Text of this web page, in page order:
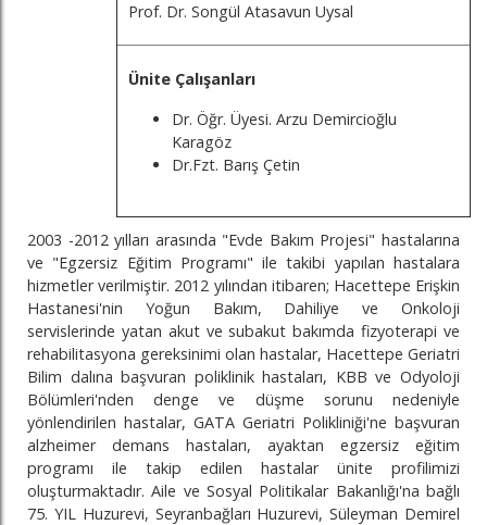
Prof. Dr. Songül Atasavun Uysal
Ünite Çalışanları
Dr. Öğr. Üyesi. Arzu Demircioğlu
Karagöz
Dr.Fzt. Barış Çetin
2003 -2012 yılları arasında "Evde Bakım Projesi" hastalarına
ve "Egzersiz Eğitim Programı" ile takibi yapılan hastalara
hizmetler verilmiştir. 2012 yılından itibaren; Hacettepe Erişkin
Hastanesi'nin Yoğun Bakım, Dahiliye ve Onkoloji
servislerinde yatan akut ve subakut bakımda fizyoterapi ve
rehabilitasyona gereksinimi olan hastalar, Hacettepe Geriatri
Bilim dalına başvuran poliklinik hastaları, KBB ve Odyoloji
Bölümleri'nden denge ve düşme sorunu nedeniyle
yönlendirilen hastalar, GATA Geriatri Polikliniği'ne başvuran
alzheimer demans hastaları, ayaktan egzersiz eğitim
programı ile takip edilen hastalar ünite profilimizi
oluşturmaktadır. Aile ve Sosyal Politikalar Bakanlığı'na bağlı
75. YIL Huzurevi, Seyranbağları Huzurevi, Süleyman Demirel